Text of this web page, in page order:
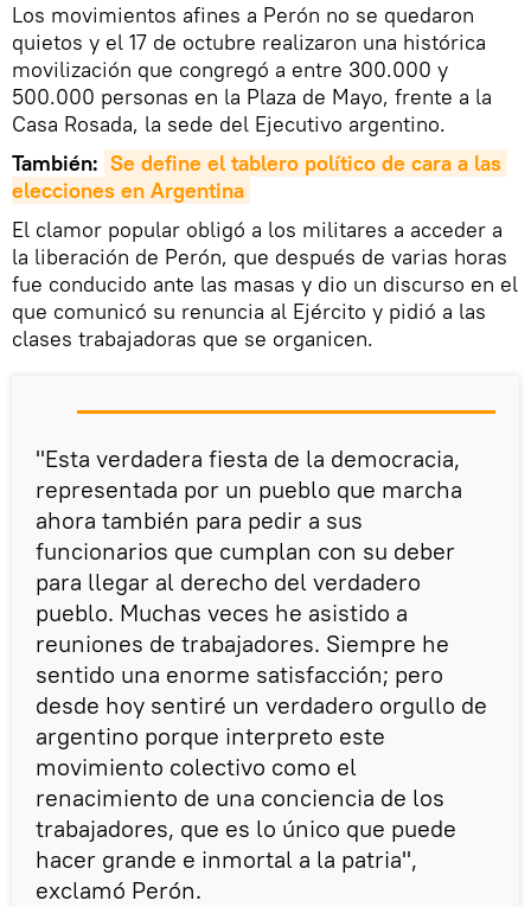
Los movimientos afines a Perón no se quedaron
quietos y el 17 de octubre realizaron una histórica
movilización que congregó a entre 300.000 y
500.000 personas en la Plaza de Mayo, frente a la
Casa Rosada, la sede del Ejecutivo argentino.
También: Se define el tablero político de cara a las
elecciones en Argentina
El clamor popular obligó a los militares a acceder a
la liberación de Perón, que después de varias horas
fue conducido ante las masas y dio un discurso en el
que comunicó su renuncia al Ejército y pidió a las
clases trabajadoras que se organicen.
"Esta verdadera fiesta de la democracia,
representada por un pueblo que marcha
ahora también para pedir a sus
funcionarios que cumplan con su deber
para llegar al derecho del verdadero
pueblo. Muchas veces he asistido a
reuniones de trabajadores. Siempre he
sentido una enorme satisfacción; pero
desde hoy sentiré un verdadero orgullo de
argentino porque interpreto este
movimiento colectivo como el
renacimiento de una conciencia de los
trabajadores, que es lo único que puede
hacer grande e inmortal a la patria",
exclamó Perón.